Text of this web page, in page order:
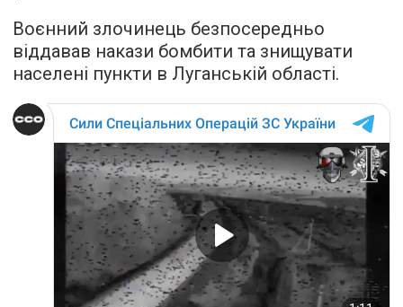
Воєнний злочинець безпосередньо
віддавав накази бомбити та знищувати
населені пункти в Луганській області.